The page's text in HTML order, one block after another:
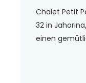
Chalet Petit
32 in
einen